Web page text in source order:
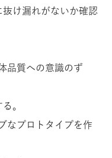
け漏れがないか確認
品質への意識のず
。
なプロトタイプを作